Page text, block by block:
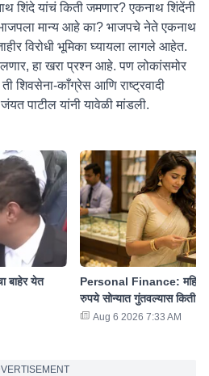
शिंदे यांचं किती जमणार? एकनाथ शिंदेंनी
भाजपला मान्य आहे का? भाजपचे नेते एकनाथ
विरोधी भूमिका घ्यायला लागले आहेत.
हा खरा प्रश्न आहे. पण लोकांसमोर
शिवसेना-काँग्रेस आणि राष्ट्रवादी
पाटील यांनी यावेळी मांडली.
बाहेर येत
Personal Finance:
रुपये सोन्यात गुंतवल्यास किती
Aug 6 2026 7:33 AM